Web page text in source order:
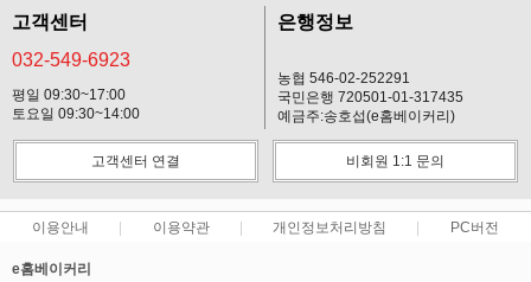
고객센터
032-549-6923
평일 09:30~17:00
토요일 09:30~14:00
은행정보
농협 546-02-252291
국민은행 720501-01-317435
예금주:송호섭(e홈베이커리)
고객센터 연결 비회원 1:1 문의
이용안내 이용약관 개인정보처리방침 PC버전
e홈베이커리